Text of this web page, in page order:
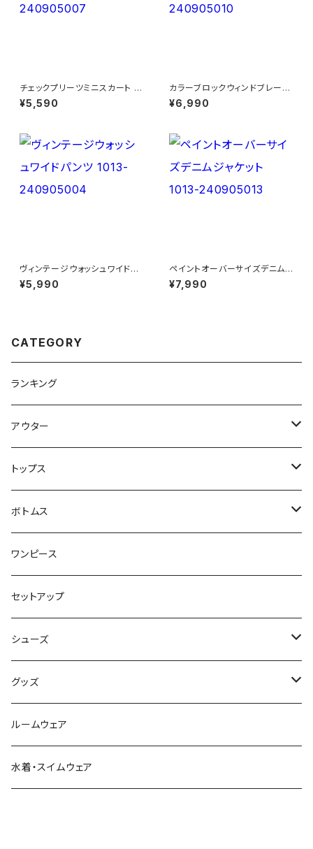
チェックプリーツミニスカート 1
013-240905007
¥5,590
カラーブロックウィンドブレーカ
ー 1013-240905010
¥6,990
ヴィンテージウォッシュワイドパ
ンツ 1013-240905004
¥5,990
ペイントオーバーサイズデニム
ジャケット 1013-240905013
¥7,990
CATEGORY
ランキング
アウター
ジャケット・コート
トップス
スウェット・パーカー
カーディガン
ニット・セーター
ベスト
Tシャツ
シャツ・ブラウス
ボトムス
スカート
パンツ
ワンピース
セットアップ
シューズ
ブーツ
スニーカー
サンダル
グッズ
バッグ
帽子
ルームウェア
水着・スイムウェア